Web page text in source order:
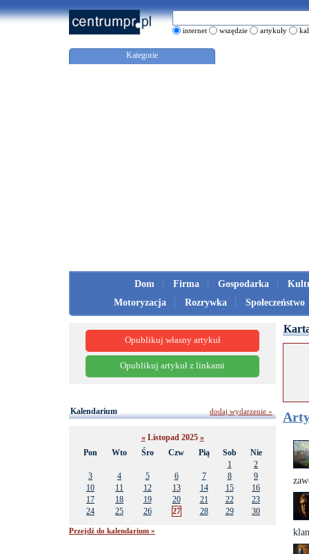
internet wszędzie artykuły
Kategorie
Dom Firma Gospodarka
Motoryzacja
Rozrywka Społeczeństwo
Opublikuj własny artykuł
Opublikuj artykuł z linkami
Kalendarium
«Listopad 2025 »
Pon
Wto Śro Czw Pią Sob
Nie
1
2
3
4 5 6 7 8
9
10
11 12 13 14 15
16
17
18 19 20 21 22
23
24
25 26 27 28 29 30
Przejdź do kalendarium »
dodaj wydarzenie »